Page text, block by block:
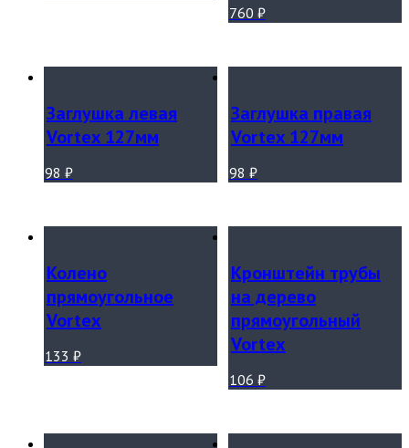
760 ₽
Заглушка левая
Vortex 127мм
98 ₽
Заглушка правая
Vortex 127мм
98 ₽
Колено
прямоугольное
Vortex
133 ₽
Кронштейн трубы
на дерево
прямоугольный
Vortex
106 ₽